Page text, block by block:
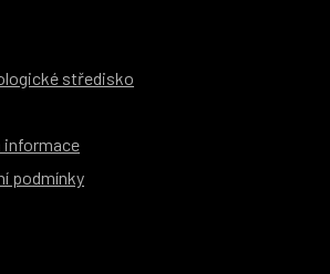
středisko
informace
podmínky